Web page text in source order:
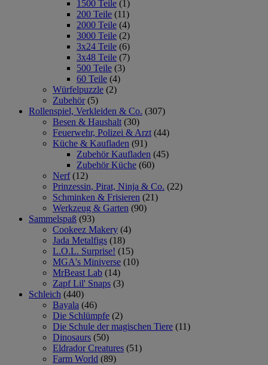
1500 Teile (1)
200 Teile (11)
2000 Teile (4)
3000 Teile (2)
3x24 Teile (6)
3x48 Teile (7)
500 Teile (3)
60 Teile (4)
Würfelpuzzle (2)
Zubehör (5)
Rollenspiel, Verkleiden & Co. (307)
Besen & Haushalt (30)
Feuerwehr, Polizei & Arzt (44)
Küche & Kaufladen (91)
Zubehör Kaufladen (45)
Zubehör Küche (60)
Nerf (12)
Prinzessin, Pirat, Ninja & Co. (22)
Schminken & Frisieren (21)
Werkzeug & Garten (90)
Sammelspaß (93)
Cookeez Makery (4)
Jada Metalfigs (18)
L.O.L. Surprise! (15)
MGA's Miniverse (10)
MrBeast Lab (14)
Zapf Lil' Snaps (3)
Schleich (440)
Bayala (46)
Die Schlümpfe (2)
Die Schule der magischen Tiere (11)
Dinosaurs (50)
Eldrador Creatures (51)
Farm World (89)